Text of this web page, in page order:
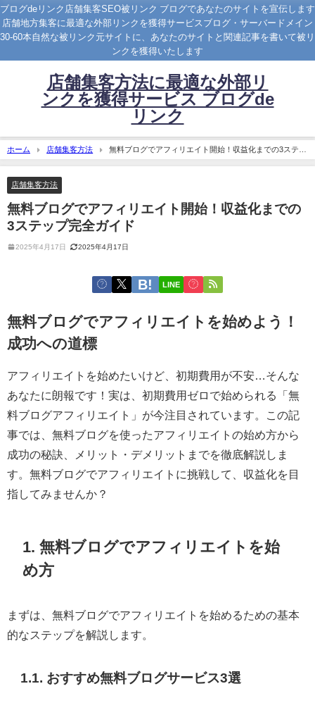
ブログdeリンク店舗集客SEO被リンク ブログであなたのサイトを宣伝します
店舗地方集客に最適な外部リンクを獲得サービスブログ・サーバードメイン
30-60本自然な被リンク元サイトに、あなたのサイトと関連記事を書いて被リ
ンクを獲得いたします
店舗集客方法に最適な外部リ
ンクを獲得サービス ブログde
リンク
ホーム 店舗集客方法
無料ブログでアフィリエイト開始！収益化までの3ステッ
プ完全ガイド
店舗集客方法
無料ブログでアフィリエイト開始！収益化までの
3ステップ完全ガイド
2025年4月17日 2025年4月17日
LINE
無料ブログでアフィリエイトを始めよう！
成功への道標
アフィリエイトを始めたいけど、初期費用が不安…そんな
あなたに朗報です！実は、初期費用ゼロで始められる「無
料ブログアフィリエイト」が今注目されています。この記
事では、無料ブログを使ったアフィリエイトの始め方から
成功の秘訣、メリット・デメリットまでを徹底解説しま
す。無料ブログでアフィリエイトに挑戦して、収益化を目
指してみませんか？
1. 無料ブログでアフィリエイトを始
め方
まずは、無料ブログでアフィリエイトを始めるための基本
的なステップを解説します。
1.1. おすすめ無料ブログサービス3選